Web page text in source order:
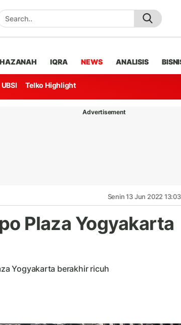
IQRA NEWS ANALISIS
UBSI Telko Highlight
Advertisement
Senin 13 Jun 2022
Plaza Yogyakarta
Yogyakarta berakhir ricuh